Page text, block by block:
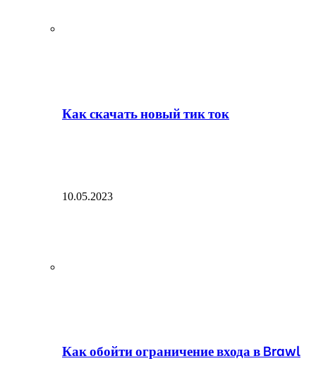
Как скачать новый тик ток
10.05.2023
Как обойти ограничение входа в Brawl